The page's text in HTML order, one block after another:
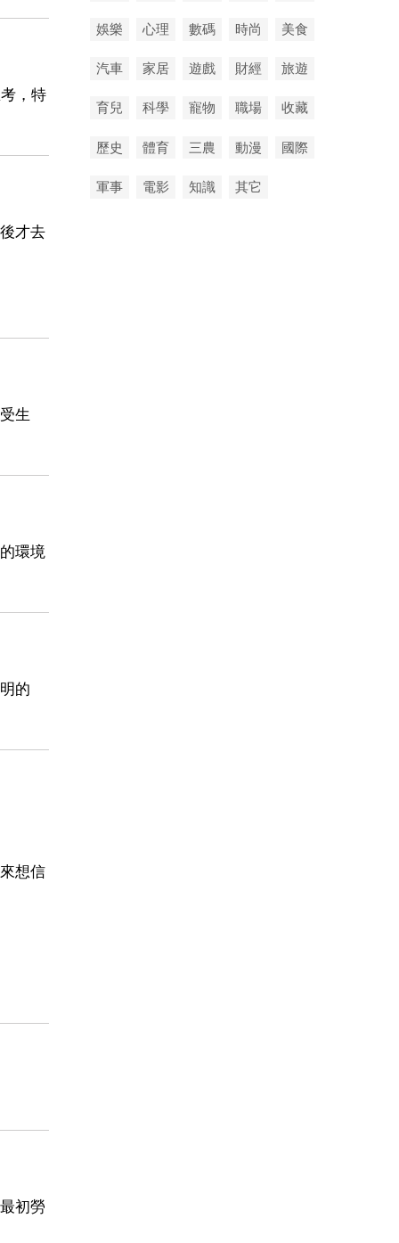
，特
才去
生
環境
的
想信
初勞
娛樂 心理 數碼 時尚 美食
汽車 家居 遊戲 財經 旅遊
育兒 科學 寵物 職場 收藏
歷史 體育 三農 動漫 國際
軍事 電影 知識 其它